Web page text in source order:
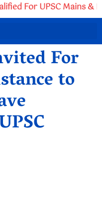
For UPSC Mains &
For
to